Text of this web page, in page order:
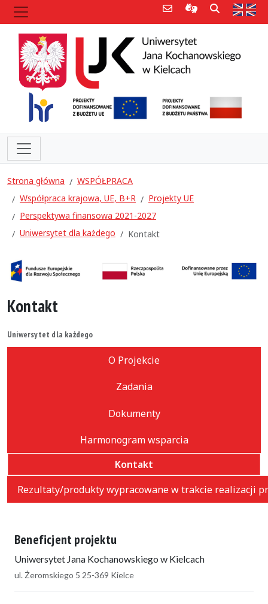
Poczta e-mailInformacje dla
Szukaj
Strona główna
WSPÓŁPRACA
Współpraca krajowa, UE, B+R
Projekty UE
Perspektywa finansowa 2021-2027
Uniwersytet dla każdego
Kontakt
Kontakt
Uniwersytet dla każdego
O Projekcie
Zadania
Dokumenty
Harmonogram wsparcia
Kontakt
Rezultaty/produkty wypracowane w trakcie realizacji
Beneficjent projektu
Uniwersytet Jana Kochanowskiego w Kielcach
ul. Żeromskiego 5 25-369 Kielce